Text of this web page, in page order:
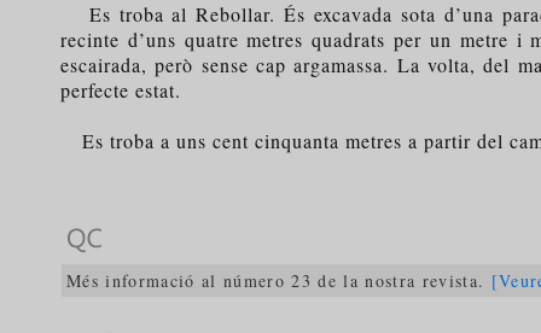
Es troba al Rebollar. És excavada sota d’una
recinte d’uns quatre metres quadrats per un metre
escairada, però sense cap argamassa. La volta, del
perfecte estat.
Es troba a uns cent cinquanta metres a partir del
Més informació al número 23 de la nostra revista.